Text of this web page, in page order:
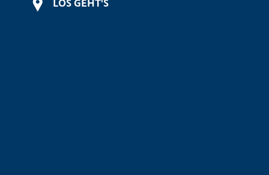
LOS GEHT'S